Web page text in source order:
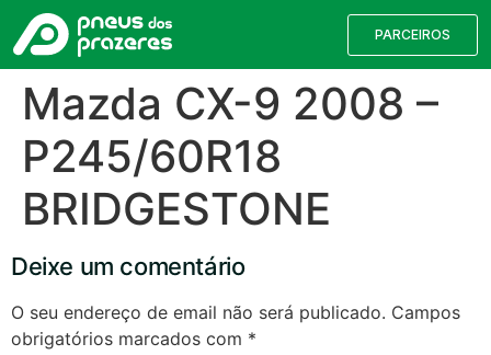
PARCEIROS
Mazda CX-9 2008 –
P245/60R18
BRIDGESTONE
Deixe um comentário
O seu endereço de email não será publicado. Campos
obrigatórios marcados com *
Válvulas TPMS